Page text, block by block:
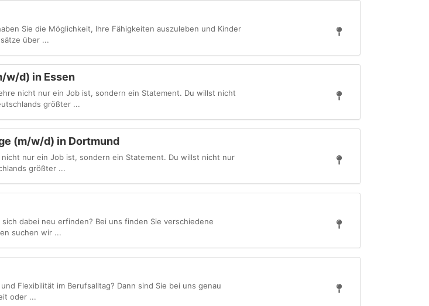
Sie die Möglichkeit, Ihre Fähigkeiten auszuleben und Kinder
über ...
w/d) in Essen
nicht nur ein Job ist, sondern ein Statement. Du willst nicht
größter ...
(m/w/d) in Dortmund
nicht nur ein Job ist, sondern ein Statement. Du willst nicht nur
größter ...
dabei neu erfinden? Bei uns finden Sie verschiedene
suchen wir ...
Flexibilität im Berufsalltag? Dann sind Sie bei uns genau
oder ...